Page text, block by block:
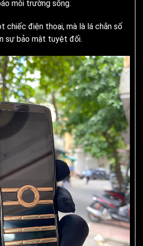
môi trường sống.
chiếc điện thoại, mà là lá chắn số
sự bảo mật tuyệt đối.